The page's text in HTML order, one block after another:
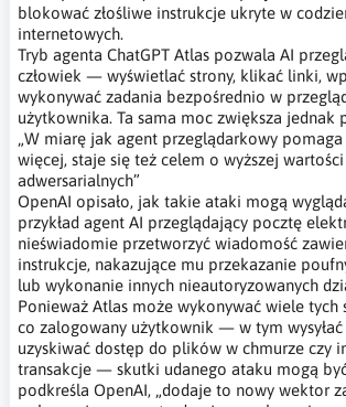
blokować złośliwe instrukcje ukryte w
internetowych.
Tryb agenta ChatGPT Atlas pozwala AI
człowiek — wyświetlać strony, klikać linki,
wykonywać zadania bezpośrednio w
użytkownika. Ta sama moc zwiększa jednak
„W miarę jak agent przeglądarkowy
więcej, staje się też celem o wyższej
adwersarialnych”
OpenAI opisało, jak takie ataki mogą
przykład agent AI przeglądający pocztę
nieświadomie przetworzyć wiadomość
instrukcje, nakazujące mu przekazanie
lub wykonanie innych nieautoryzowanych
Ponieważ Atlas może wykonywać wiele tych
co zalogowany użytkownik — w tym wysyłać
uzyskiwać dostęp do plików w chmurze czy
transakcje — skutki udanego ataku mogą
podkreśla OpenAI, „dodaje to nowy wektor